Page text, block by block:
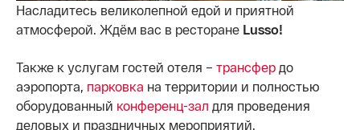
Насладитесь великолепной едой и приятной
атмосферой. Ждём вас в ресторане Lusso!
Также к услугам гостей отеля – трансфер до
аэропорта, парковка на территории и полностью
оборудованный конференц-зал для проведения
деловых и праздничных мероприятий.